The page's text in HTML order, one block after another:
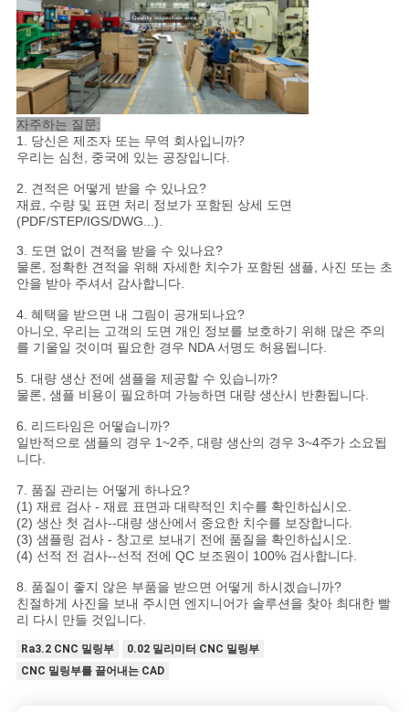
자주하는 질문:
1. 당신은 제조자 또는 무역 회사입니까?
우리는 심천, 중국에 있는 공장입니다.
2. 견적은 어떻게 받을 수 있나요?
재료, 수량 및 표면 처리 정보가 포함된 상세 도면
(PDF/STEP/IGS/DWG...).
3. 도면 없이 견적을 받을 수 있나요?
물론, 정확한 견적을 위해 자세한 치수가 포함된 샘플, 사진 또는 초
안을 받아 주셔서 감사합니다.
4. 혜택을 받으면 내 그림이 공개되나요?
아니오, 우리는 고객의 도면 개인 정보를 보호하기 위해 많은 주의
를 기울일 것이며 필요한 경우 NDA 서명도 허용됩니다.
5. 대량 생산 전에 샘플을 제공할 수 있습니까?
물론, 샘플 비용이 필요하며 가능하면 대량 생산시 반환됩니다.
6. 리드타임은 어떻습니까?
일반적으로 샘플의 경우 1~2주, 대량 생산의 경우 3~4주가 소요됩
니다.
7. 품질 관리는 어떻게 하나요?
(1) 재료 검사 - 재료 표면과 대략적인 치수를 확인하십시오.
(2) 생산 첫 검사--대량 생산에서 중요한 치수를 보장합니다.
(3) 샘플링 검사 - 창고로 보내기 전에 품질을 확인하십시오.
(4) 선적 전 검사--선적 전에 QC 보조원이 100% 검사합니다.
8. 품질이 좋지 않은 부품을 받으면 어떻게 하시겠습니까?
친절하게 사진을 보내 주시면 엔지니어가 솔루션을 찾아 최대한 빨
리 다시 만들 것입니다.
Ra3.2 CNC 밀링부
0.02 밀리미터 CNC 밀링부
CNC 밀링부를 끌어내는 CAD